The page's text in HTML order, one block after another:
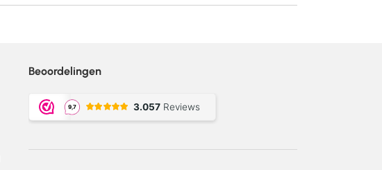
Beoordelingen